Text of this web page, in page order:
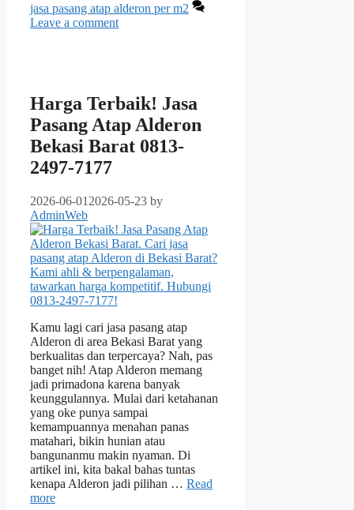
jasa pasang atap alderon per m2
Leave a comment
Harga Terbaik! Jasa
Pasang Atap Alderon
Bekasi Barat 0813-
2497-7177
2026-06-01 2026-05-23 by
AdminWeb
Kamu lagi cari jasa pasang atap
Alderon di area Bekasi Barat yang
berkualitas dan terpercaya? Nah, pas
banget nih! Atap Alderon memang
jadi primadona karena banyak
keunggulannya. Mulai dari ketahanan
yang oke punya sampai
kemampuannya menahan panas
matahari, bikin hunian atau
bangunanmu makin nyaman. Di
artikel ini, kita bakal bahas tuntas
kenapa Alderon jadi pilihan … Read
more